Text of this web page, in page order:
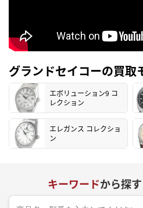
グランドセイコーの買取
エボリューション9 コ
レクション
エレガンス コレクショ
ン
キーワードから探